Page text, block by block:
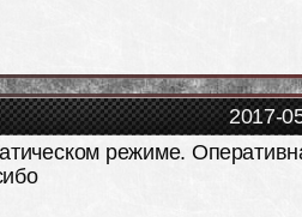
2017-
режиме.